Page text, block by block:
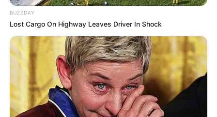
BUZZDAY
Lost Cargo On Highway Leaves Driver In Shock